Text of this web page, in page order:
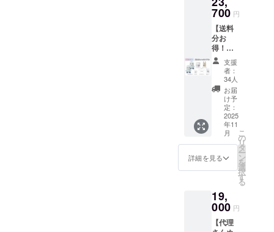
よってはお
応えできか
ねる場合も
ございま
す。
◾️ プライバ
お問い合わ
せ内容に関
しては、プ
ライバシー
準じて管理
させていた
だきます。
※モバイ
テ
リー：
PSE
マーク
（その
他法定
表示を
含む）
表示済
外のお
客様へ
モバイ
ルバッ
池を使
用した
製品）
は、お
700 円
【送料
分お
得！】
代理さ
んいっ
ぱいプ
ラン 送
料1,100
円分割
引に
なって
いるお
得なプ
ランで
す。 ・
点 ・ア
クリル
スタン
ド 1点
支援
者：
34人
お届
け予
定：
2025
年11
月
詳細を見る
こ
の
リ
タ
ー
ン
を
選
択
す
る
19,
000 円
【代理